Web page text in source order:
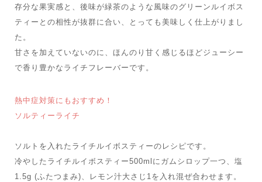
存分な果実感と、後味が緑茶のような風味のグリーンルイボス
ティーとの相性が抜群に合い、とっても美味しく仕上がりまし
た。
甘さを加えていないのに、ほんのり甘く感じるほどジューシー
で香り豊かなライチフレーバーです。
熱中症対策にもおすすめ！
ソルティーライチ
ソルトを入れたライチルイボスティーのレシピです。
冷やしたライチルイボスティー500mlにガムシロップ一つ、塩
1.5g (ふたつまみ)、レモン汁大さじ1を入れ混ぜ合わせます。